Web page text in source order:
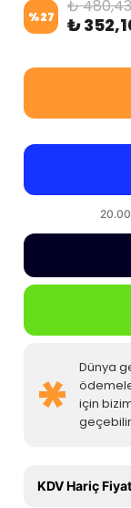
%27 ₺
₺
Dünya
için
KDV Hariç Fiyat